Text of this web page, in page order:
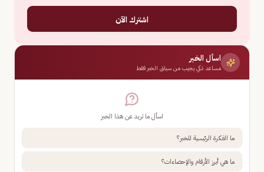
اشترك الآن
اسأل الخبر
مساعد ذكي يجيب من سياق الخبر فقط
اسأل ما تريد عن هذا الخبر
ما الفكرة الرئيسية للخبر؟
ما هي أبرز الأرقام والإحصاءات؟